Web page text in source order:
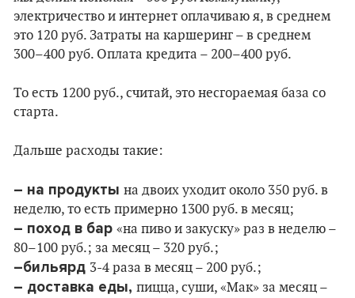
электричество и интернет оплачиваю я, в среднем
это 120 руб. Затраты на каршеринг – в среднем
300–400 руб. Оплата кредита – 200–400 руб.
То есть 1200 руб., считай, это несгораемая база со
старта.
Дальше расходы такие:
– на продукты на двоих уходит около 350 руб. в
неделю, то есть примерно 1300 руб. в месяц;
– поход в бар «на пиво и закуску» раз в неделю –
80–100 руб.; за месяц – 320 руб.;
–бильярд 3-4 раза в месяц – 200 руб.;
– доставка еды, пицца, суши, «Мак» за месяц –